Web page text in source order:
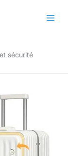
sécurité